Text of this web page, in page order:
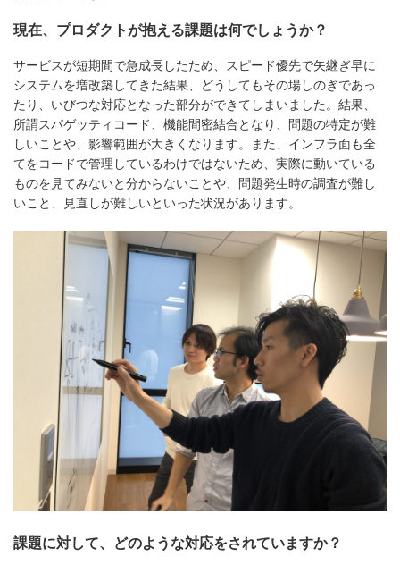
現在、プロダクトが抱える課題は何でしょうか？
サービスが短期間で急成長したため、スピード優先で矢継ぎ早に
システムを増改築してきた結果、どうしてもその場しのぎであっ
たり、いびつな対応となった部分ができてしまいました。結果、
所謂スパゲッティコード、機能間密結合となり、問題の特定が難
しいことや、影響範囲が大きくなります。また、インフラ面も全
てをコードで管理しているわけではないため、実際に動いている
ものを見てみないと分からないことや、問題発生時の調査が難し
いこと、見直しが難しいといった状況があります。
課題に対して、どのような対応をされていますか？